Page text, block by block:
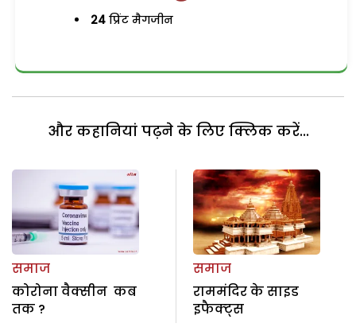
24 प्रिंट मैगजीन
और कहानियां पढ़ने के लिए क्लिक करें...
समाज
कोरोना वैक्सीन कब
तक ?
समाज
राममंदिर के साइड
इफैक्ट्स